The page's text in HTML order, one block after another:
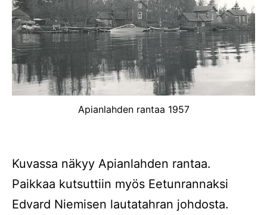
Apianlahden rantaa 1957
Kuvassa näkyy Apianlahden rantaa.
Paikkaa kutsuttiin myös Eetunrannaksi
Edvard Niemisen lautatahran johdosta.